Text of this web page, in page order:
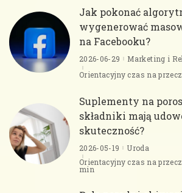
Jak pokonać
wygenerować
na Facebooku?
2026-06-29
Marketing i
Orientacyjny czas na
Suplementy na
składniki mają
skuteczność?
2026-05-19
Uroda
Orientacyjny czas na
min